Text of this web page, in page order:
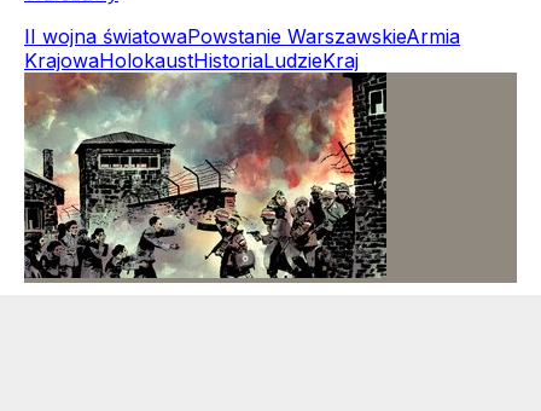
II wojna światowaPowstanie WarszawskieArmia
KrajowaHolokaustHistoriaLudzieKraj